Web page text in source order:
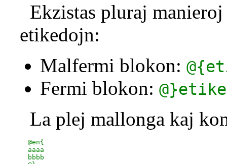
Ekzistas pluraj
etikedojn:
Malfermi blokon:
Fermi blokon:
La plej mallonga kaj
  @en{
  aaaa
  bbbb